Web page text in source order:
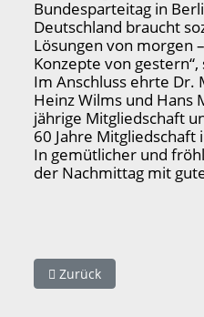
Bundesparteitag in
Deutschland braucht
Lösungen von morgen
Konzepte von
Im Anschluss ehrte Dr.
Heinz Wilms und Hans
jährige Mitgliedschaft
60 Jahre Mitgliedschaft
In gemütlicher und
der Nachmittag mit
Vorheriger Beitrag:
Zurück